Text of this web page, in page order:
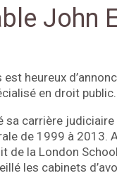
John
heureux
en droit public.
sa carrière
de 1999 à 2013.
de la London
les cabinets